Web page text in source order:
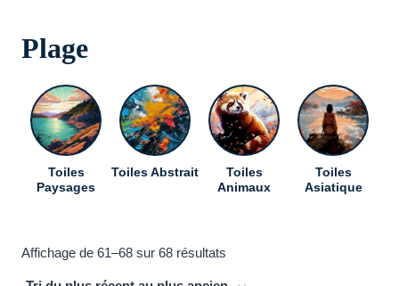
Plage
Toiles
Paysages
Toiles Abstrait
Toiles
Animaux
Toiles
Asiatique
Affichage de 61–68 sur 68 résultats